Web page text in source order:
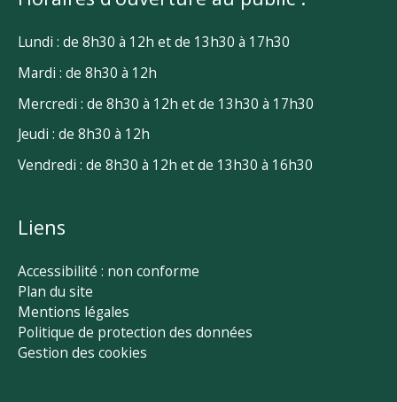
Lundi : de 8h30 à 12h et de 13h30 à 17h30
Mardi : de 8h30 à 12h
Mercredi : de 8h30 à 12h et de 13h30 à 17h30
Jeudi : de 8h30 à 12h
Vendredi : de 8h30 à 12h et de 13h30 à 16h30
Liens
Accessibilité : non conforme
Plan du site
Mentions légales
Politique de protection des données
Gestion des cookies